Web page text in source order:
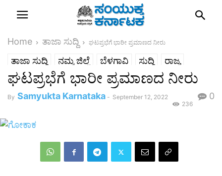
Home ತಾಜಾ ಸುದ್ದಿ ಘಟಪ್ರಭೆಗೆ ಭಾರೀ ಪ್ರಮಾಣದ ನೀರು
ತಾಜಾ ಸುದ್ದಿ ನಮ್ಮ ಜಿಲ್ಲೆ ಬೆಳಗಾವಿ ಸುದ್ದಿ ರಾಜ್ಯ
ಘಟಪ್ರಭೆಗೆ ಭಾರೀ ಪ್ರಮಾಣದ ನೀರು
By Samyukta Karnataka - September 12, 2022 0
236